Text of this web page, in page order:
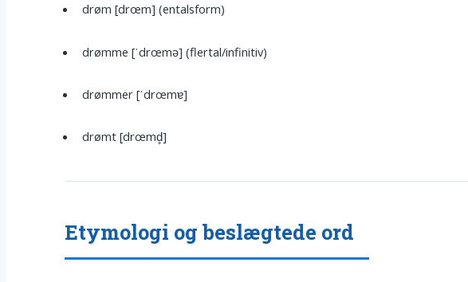
drøm [drœm] (entalsform)
drømme [ˈdrœmə] (flertal/infinitiv)
drømmer [ˈdrœmɐ]
drømt [drœmd̥]
Etymologi og beslægtede ord